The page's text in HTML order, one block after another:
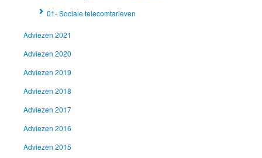
01- Sociale telecomtarieven
Adviezen 2021
Adviezen 2020
Adviezen 2019
Adviezen 2018
Adviezen 2017
Adviezen 2016
Adviezen 2015